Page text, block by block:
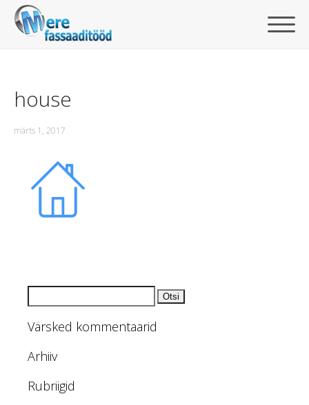
house
märts 1, 2017
Värsked kommentaarid
Arhiiv
Rubriigid